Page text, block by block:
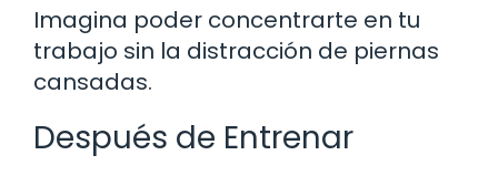
Imagina poder concentrarte en tu
trabajo sin la distracción de piernas
cansadas.
Después de Entrenar